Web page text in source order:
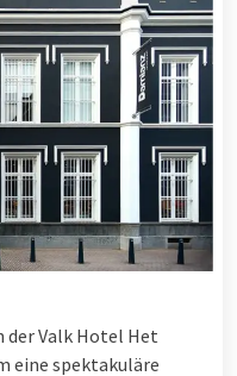
der Valk Hotel Het
eine spektakuläre